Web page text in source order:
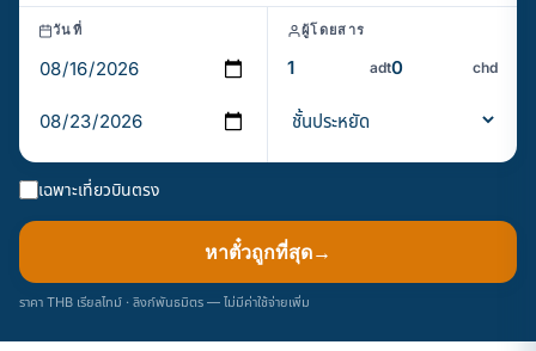
วันที่ ผู้โดยสาร
adt chd
เฉพาะเที่ยวบินตรง
หาตั๋วถูกที่สุด→
ราคา THB เรียลไทม์ · ลิงก์พันธมิตร — ไม่มีค่าใช้จ่ายเพิ่ม